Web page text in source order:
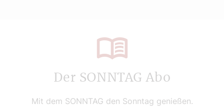
Der SONNTAG Abo
Mit dem SONNTAG den Sonntag genießen.